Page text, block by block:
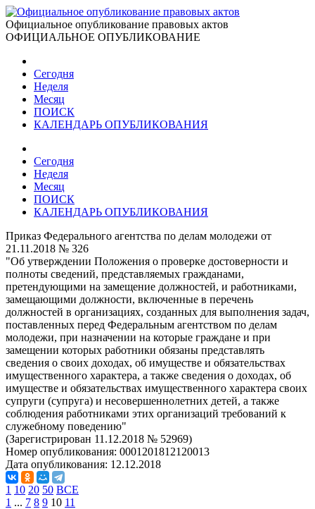
Официальное опубликование правовых актов
ОФИЦИАЛЬНОЕ ОПУБЛИКОВАНИЕ
Сегодня
Неделя
Месяц
ПОИСК
КАЛЕНДАРЬ ОПУБЛИКОВАНИЯ
Сегодня
Неделя
Месяц
ПОИСК
КАЛЕНДАРЬ ОПУБЛИКОВАНИЯ
Приказ Федерального агентства по делам молодежи от
21.11.2018 № 326
"Об утверждении Положения о проверке достоверности и
полноты сведений, представляемых гражданами,
претендующими на замещение должностей, и работниками,
замещающими должности, включенные в перечень
должностей в организациях, созданных для выполнения задач,
поставленных перед Федеральным агентством по делам
молодежи, при назначении на которые граждане и при
замещении которых работники обязаны представлять
сведения о своих доходах, об имуществе и обязательствах
имущественного характера, а также сведения о доходах, об
имуществе и обязательствах имущественного характера своих
супруги (супруга) и несовершеннолетних детей, а также
соблюдения работниками этих организаций требований к
служебному поведению"
(Зарегистрирован 11.12.2018 № 52969)
Номер опубликования: 0001201812120013
Дата опубликования: 12.12.2018
1 10 20 50 ВСЕ
1 ... 7 8 9 10 11